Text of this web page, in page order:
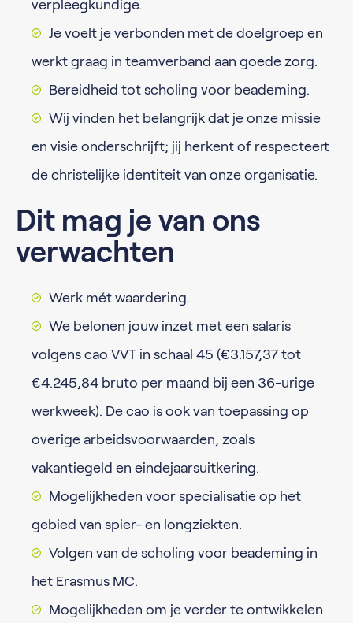
verpleegkundige.
Je voelt je verbonden met de doelgroep en
werkt graag in teamverband aan goede zorg.
Bereidheid tot scholing voor beademing.
Wij vinden het belangrijk dat je onze missie
en visie onderschrijft; jij herkent of respecteert
de christelijke identiteit van onze organisatie.
Dit mag je van ons
verwachten
Werk mét waardering.
We belonen jouw inzet met een salaris
volgens cao VVT in schaal 45 (€3.157,37 tot
€4.245,84 bruto per maand bij een 36-urige
werkweek). De cao is ook van toepassing op
overige arbeidsvoorwaarden, zoals
vakantiegeld en eindejaarsuitkering.
Mogelijkheden voor specialisatie op het
gebied van spier- en longziekten.
Volgen van de scholing voor beademing in
het Erasmus MC.
Mogelijkheden om je verder te ontwikkelen